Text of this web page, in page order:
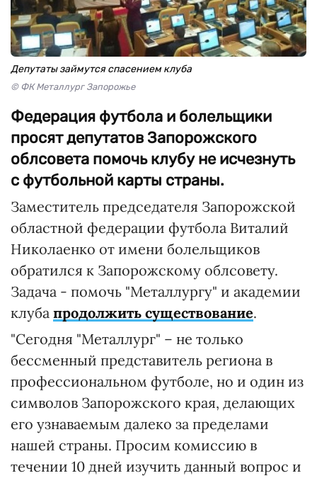
Депутаты займутся спасением клуба
© ФК Металлург Запорожье
Федерация футбола и болельщики
просят депутатов Запорожского
облсовета помочь клубу не исчезнуть
с футбольной карты страны.
Заместитель председателя Запорожской
областной федерации футбола Виталий
Николаенко от имени болельщиков
обратился к Запорожскому облсовету.
Задача - помочь "Металлургу" и академии
клуба продолжить существование.
"Сегодня "Металлург" – не только
бессменный представитель региона в
профессиональном футболе, но и один из
символов Запорожского края, делающих
его узнаваемым далеко за пределами
нашей страны. Просим комиссию в
течении 10 дней изучить данный вопрос и